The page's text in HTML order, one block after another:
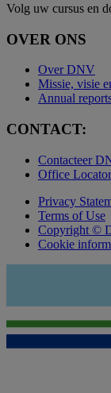
Volg uw cursus en
OVER ONS
Over DNV
Missie, visie
Annual
CONTACT:
Contacteer
Office Locator
Privacy
Terms of Use
Copyright ©
Cookie